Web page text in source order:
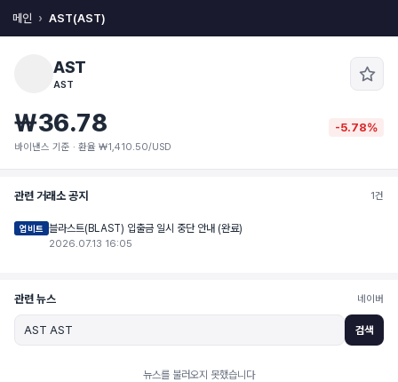
메인 AST(AST)
AST
AST
₩36.78 -5.78%
바이낸스 기준 · 환율 ₩1,410.50/USD
관련 거래소 공지 1건
업비트 블라스트(BLAST) 입출금 일시 중단 안내 (완료)
2026.07.13 16:05
관련 뉴스 네이버
검색
뉴스를 불러오지 못했습니다